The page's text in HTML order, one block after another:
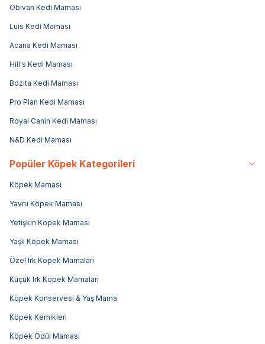
Obivan Kedi Maması
Luis Kedi Maması
Acana Kedi Maması
Hill's Kedi Maması
Bozita Kedi Maması
Pro Plan Kedi Maması
Royal Canin Kedi Maması
N&D Kedi Maması
Popüler Köpek Kategorileri
Köpek Maması
Yavru Köpek Maması
Yetişkin Köpek Maması
Yaşlı Köpek Maması
Özel Irk Köpek Mamaları
Küçük Irk Köpek Mamaları
Köpek Konservesi & Yaş Mama
Köpek Kemikleri
Köpek Ödül Maması